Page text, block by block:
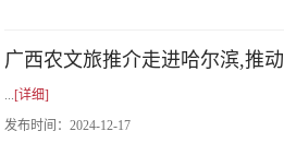
广西农文旅推介走进哈尔滨,推
...[详细]
发布时间：2024-12-17